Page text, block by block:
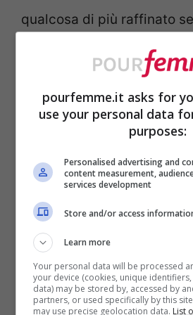
qualcosa di più raffinato
apprezzati è quello con i
ampio. Il contrasto tra il
la delicatezza della rete
elegante. Una t-shirt
l’insieme.
Un’altra combinazione
efficace è quella con
pourfemme.it asks for
use your personal data
purposes:
Personalised advertising and
content measurement,
services development
Store and/or access
Learn more
Your personal data will be processed
your device (cookies, unique
data) may be stored by, accessed by
partners, or used specifically by this
may use precise geolocation data. List